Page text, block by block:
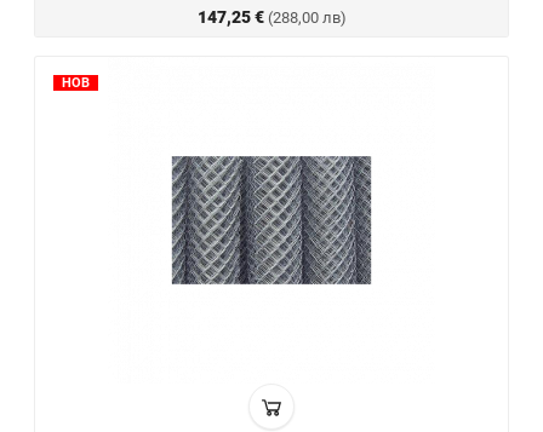
147,25 € (288,00 лв)
НОВ